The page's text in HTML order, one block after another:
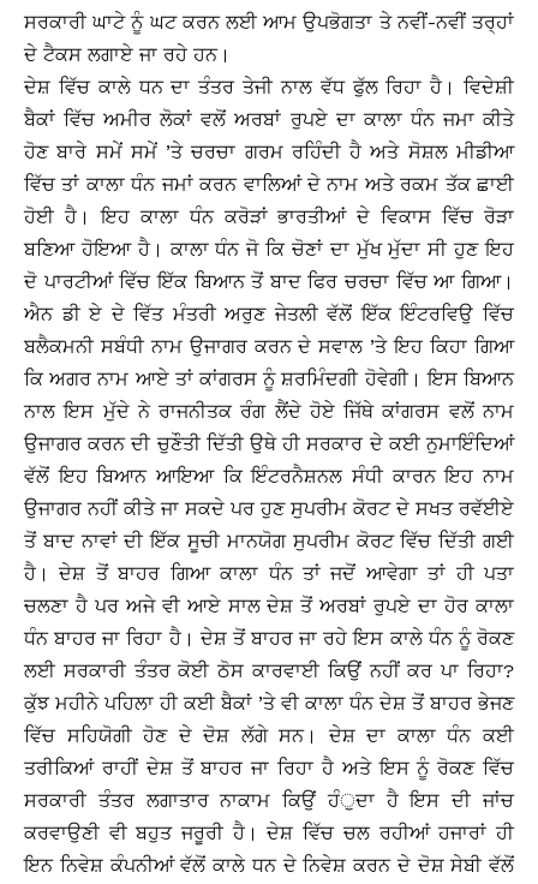
ਸਰਕਾਰੀ ਘਾਟੇ ਨੂੰ ਘਟ ਕਰਨ ਲਈ ਆਮ ਉਪਭੋਗਤਾ ਤੇ ਨਵੀਂ-ਨਵੀਂ ਤਰ੍ਹਾਂ
ਦੇ ਟੈਕਸ ਲਗਾਏ ਜਾ ਰਹੇ ਹਨ।
ਦੇਸ਼ ਵਿੱਚ ਕਾਲੇ ਧਨ ਦਾ ਤੰਤਰ ਤੇਜੀ ਨਾਲ ਵੱਧ ਫੁੱਲ ਰਿਹਾ ਹੈ। ਵਿਦੇਸ਼ੀ
ਬੈਕਾਂ ਵਿੱਚ ਅਮੀਰ ਲੋਕਾਂ ਵਲੋਂ ਅਰਬਾਂ ਰੁਪਏ ਦਾ ਕਾਲਾ ਧੰਨ ਜਮਾ ਕੀਤੇ
ਹੋਣ ਬਾਰੇ ਸਮੇਂ ਸਮੇਂ ’ਤੇ ਚਰਚਾ ਗਰਮ ਰਹਿੰਦੀ ਹੈ ਅਤੇ ਸੋਸ਼ਲ ਮੀਡੀਆ
ਵਿੱਚ ਤਾਂ ਕਾਲਾ ਧੰਨ ਜਮਾਂ ਕਰਨ ਵਾਲਿਆਂ ਦੇ ਨਾਮ ਅਤੇ ਰਕਮ ਤੱਕ ਛਾਈ
ਹੋਈ ਹੈ। ਇਹ ਕਾਲਾ ਧੰਨ ਕਰੋੜਾਂ ਭਾਰਤੀਆਂ ਦੇ ਵਿਕਾਸ ਵਿੱਚ ਰੋੜਾ
ਬਣਿਆ ਹੋਇਆ ਹੈ। ਕਾਲਾ ਧੰਨ ਜੋ ਕਿ ਚੋਣਾਂ ਦਾ ਮੁੱਖ ਮੁੱਦਾ ਸੀ ਹੁਣ ਇਹ
ਦੋ ਪਾਰਟੀਆਂ ਵਿੱਚ ਇੱਕ ਬਿਆਨ ਤੋਂ ਬਾਦ ਫਿਰ ਚਰਚਾ ਵਿੱਚ ਆ ਗਿਆ।
ਐਨ ਡੀ ਏ ਦੇ ਵਿੱਤ ਮੰਤਰੀ ਅਰੁਣ ਜੇਤਲੀ ਵੱਲੋਂ ਇੱਕ ਇੰਟਰਵਿਉ ਵਿੱਚ
ਬਲੈਕਮਨੀ ਸਬੰਧੀ ਨਾਮ ਉਜਾਗਰ ਕਰਨ ਦੇ ਸਵਾਲ ’ਤੇ ਇਹ ਕਿਹਾ ਗਿਆ
ਕਿ ਅਗਰ ਨਾਮ ਆਏ ਤਾਂ ਕਾਂਗਰਸ ਨੂੰ ਸ਼ਰਮਿੰਦਗੀ ਹੋਵੇਗੀ। ਇਸ ਬਿਆਨ
ਨਾਲ ਇਸ ਮੁੱਦੇ ਨੇ ਰਾਜਨੀਤਕ ਰੰਗ ਲੈਂਦੇ ਹੋਏ ਜਿੱਥੇ ਕਾਂਗਰਸ ਵਲੋਂ ਨਾਮ
ਉਜਾਗਰ ਕਰਨ ਦੀ ਚੁਣੌਤੀ ਦਿੱਤੀ ਉਥੇ ਹੀ ਸਰਕਾਰ ਦੇ ਕਈ ਨੁਮਾਇੰਦਿਆਂ
ਵੱਲੋਂ ਇਹ ਬਿਆਨ ਆਇਆ ਕਿ ਇੰਟਰਨੈਸ਼ਨਲ ਸੰਧੀ ਕਾਰਨ ਇਹ ਨਾਮ
ਉਜਾਗਰ ਨਹੀਂ ਕੀਤੇ ਜਾ ਸਕਦੇ ਪਰ ਹੁਣ ਸੁਪਰੀਮ ਕੋਰਟ ਦੇ ਸਖਤ ਰਵੱਈਏ
ਤੋਂ ਬਾਦ ਨਾਵਾਂ ਦੀ ਇੱਕ ਸੂਚੀ ਮਾਨਯੋਗ ਸੁਪਰੀਮ ਕੋਰਟ ਵਿੱਚ ਦਿੱਤੀ ਗਈ
ਹੈ। ਦੇਸ਼ ਤੋਂ ਬਾਹਰ ਗਿਆ ਕਾਲਾ ਧੰਨ ਤਾਂ ਜਦੋਂ ਆਵੇਗਾ ਤਾਂ ਹੀ ਪਤਾ
ਚਲਣਾ ਹੈ ਪਰ ਅਜੇ ਵੀ ਆਏ ਸਾਲ ਦੇਸ਼ ਤੋਂ ਅਰਬਾਂ ਰੁਪਏ ਦਾ ਹੋਰ ਕਾਲਾ
ਧੰਨ ਬਾਹਰ ਜਾ ਰਿਹਾ ਹੈ। ਦੇਸ਼ ਤੋਂ ਬਾਹਰ ਜਾ ਰਹੇ ਇਸ ਕਾਲੇ ਧੰਨ ਨੂੰ ਰੋਕਣ
ਲਈ ਸਰਕਾਰੀ ਤੰਤਰ ਕੋਈ ਠੋਸ ਕਾਰਵਾਈ ਕਿਉਂ ਨਹੀਂ ਕਰ ਪਾ ਰਿਹਾ?
ਕੁੱਝ ਮਹੀਨੇ ਪਹਿਲਾ ਹੀ ਕਈ ਬੈਕਾਂ ’ਤੇ ਵੀ ਕਾਲਾ ਧੰਨ ਦੇਸ਼ ਤੋਂ ਬਾਹਰ ਭੇਜਣ
ਵਿੱਚ ਸਹਿਯੋਗੀ ਹੋਣ ਦੇ ਦੋਸ਼ ਲੱਗੇ ਸਨ। ਦੇਸ਼ ਦਾ ਕਾਲਾ ਧੰਨ ਕਈ
ਤਰੀਕਿਆਂ ਰਾਹੀਂ ਦੇਸ਼ ਤੋਂ ਬਾਹਰ ਜਾ ਰਿਹਾ ਹੈ ਅਤੇ ਇਸ ਨੂੰ ਰੋਕਣ ਵਿੱਚ
ਸਰਕਾਰੀ ਤੰਤਰ ਲਗਾਤਾਰ ਨਾਕਾਮ ਕਿਉਂ ਹੰੁਦਾ ਹੈ ਇਸ ਦੀ ਜਾਂਚ
ਕਰਵਾਉਣੀ ਵੀ ਬਹੁਤ ਜਰੂਰੀ ਹੈ। ਦੇਸ਼ ਵਿੱਚ ਚਲ ਰਹੀਆਂ ਹਜਾਰਾਂ ਹੀ
ਇਨ ਨਿਵੇਸ਼ ਕੰਪਨੀਆਂ ਵੱਲੋਂ ਕਾਲੇ ਧਨ ਦੇ ਨਿਵੇਸ਼ ਕਰਨ ਦੇ ਦੋਸ਼ ਸੇਬੀ ਵੱਲੋਂ